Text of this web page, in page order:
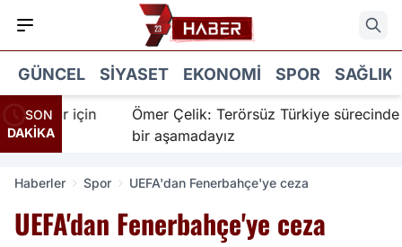
GÜNCEL SIYASET EKONOMI SPOR SAĞLIK
SON
DAKİKA
için
Ömer Çelik: Terörsüz Türkiye sürecinde yeni
bir aşamadayız
Haberler Spor UEFA'dan Fenerbahçe'ye ceza
UEFA'dan Fenerbahçe'ye ceza